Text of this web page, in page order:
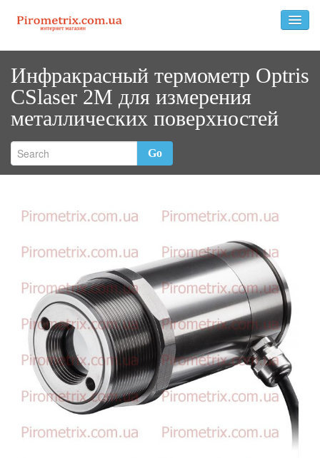
Инфракрасный термометр Optris
CSlaser 2М для измерения
металлических поверхностей
Go